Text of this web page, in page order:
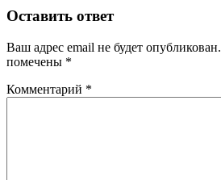
Оставить ответ
Ваш адрес email не будет опубликован.
помечены *
Комментарий *